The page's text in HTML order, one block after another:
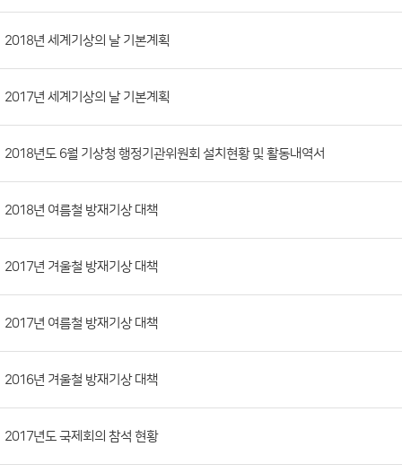
목
록
류,
첨
부
일,
조
회
2018년 세계기상의 날 기본계획
2017년 세계기상의 날 기본계획
2018년도 6월 기상청 행정기관위원회 설치현황 및 활동내역서
2018년 여름철 방재기상 대책
2017년 겨울철 방재기상 대책
2017년 여름철 방재기상 대책
2016년 겨울철 방재기상 대책
2017년도 국제회의 참석 현황